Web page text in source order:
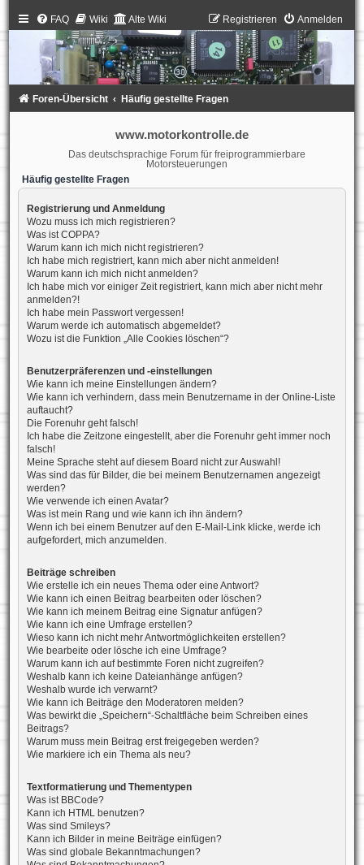
FAQ Wiki Alte Wiki Anmelden
Registrieren
Foren-Übersicht Häufig gestellte Fragen
www.motorkontrolle.de
Das deutschsprachige Forum für freiprogrammierbare
Motorsteuerungen
Häufig gestellte Fragen
Registrierung und Anmeldung
Wozu muss ich mich registrieren?
Was ist COPPA?
Warum kann ich mich nicht registrieren?
Ich habe mich registriert, kann mich aber nicht anmelden!
Warum kann ich mich nicht anmelden?
Ich habe mich vor einiger Zeit registriert, kann mich aber nicht mehr
anmelden?!
Ich habe mein Passwort vergessen!
Warum werde ich automatisch abgemeldet?
Wozu ist die Funktion „Alle Cookies löschen“?
Benutzerpräferenzen und -einstellungen
Wie kann ich meine Einstellungen ändern?
Wie kann ich verhindern, dass mein Benutzername in der Online-Liste
auftaucht?
Die Forenuhr geht falsch!
Ich habe die Zeitzone eingestellt, aber die Forenuhr geht immer noch
falsch!
Meine Sprache steht auf diesem Board nicht zur Auswahl!
Was sind das für Bilder, die bei meinem Benutzernamen angezeigt
werden?
Wie verwende ich einen Avatar?
Was ist mein Rang und wie kann ich ihn ändern?
Wenn ich bei einem Benutzer auf den E-Mail-Link klicke, werde ich
aufgefordert, mich anzumelden.
Beiträge schreiben
Wie erstelle ich ein neues Thema oder eine Antwort?
Wie kann ich einen Beitrag bearbeiten oder löschen?
Wie kann ich meinem Beitrag eine Signatur anfügen?
Wie kann ich eine Umfrage erstellen?
Wieso kann ich nicht mehr Antwortmöglichkeiten erstellen?
Wie bearbeite oder lösche ich eine Umfrage?
Warum kann ich auf bestimmte Foren nicht zugreifen?
Weshalb kann ich keine Dateianhänge anfügen?
Weshalb wurde ich verwarnt?
Wie kann ich Beiträge den Moderatoren melden?
Was bewirkt die „Speichern“-Schaltfläche beim Schreiben eines
Beitrags?
Warum muss mein Beitrag erst freigegeben werden?
Wie markiere ich ein Thema als neu?
Textformatierung und Thementypen
Was ist BBCode?
Kann ich HTML benutzen?
Was sind Smileys?
Kann ich Bilder in meine Beiträge einfügen?
Was sind globale Bekanntmachungen?